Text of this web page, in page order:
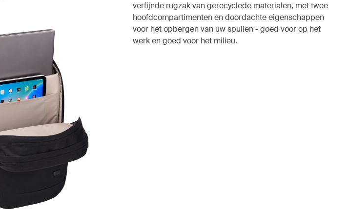
verfijnde rugzak van gerecyclede materialen, met twee
hoofdcompartimenten en doordachte eigenschappen
voor het opbergen van uw spullen - goed voor op het
werk en goed voor het milieu.